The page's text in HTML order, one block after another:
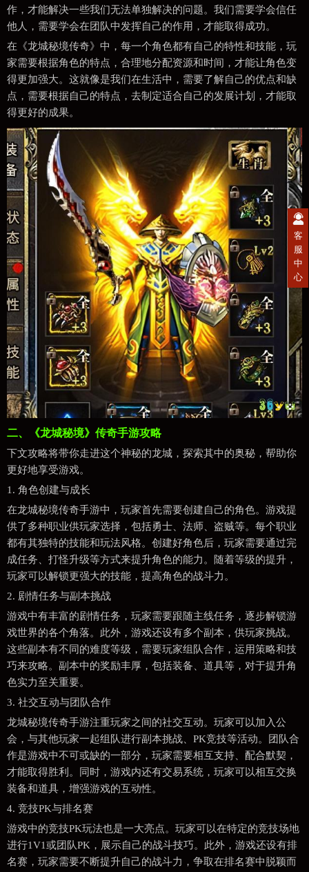
作，才能解决一些我们无法单独解决的问题。我们需要学会信任
他人，需要学会在团队中发挥自己的作用，才能取得成功。
在《龙城秘境传奇》中，每一个角色都有自己的特性和技能，玩
家需要根据角色的特点，合理地分配资源和时间，才能让角色变
得更加强大。这就像是我们在生活中，需要了解自己的优点和缺
点，需要根据自己的特点，去制定适合自己的发展计划，才能取
得更好的成果。
二、《龙城秘境》传奇手游攻略
下文攻略将带你走进这个神秘的龙城，探索其中的奥秘，帮助你
更好地享受游戏。
1. 角色创建与成长
在龙城秘境传奇手游中，玩家首先需要创建自己的角色。游戏提
供了多种职业供玩家选择，包括勇士、法师、盗贼等。每个职业
都有其独特的技能和玩法风格。创建好角色后，玩家需要通过完
成任务、打怪升级等方式来提升角色的能力。随着等级的提升，
玩家可以解锁更强大的技能，提高角色的战斗力。
2. 剧情任务与副本挑战
游戏中有丰富的剧情任务，玩家需要跟随主线任务，逐步解锁游
戏世界的各个角落。此外，游戏还设有多个副本，供玩家挑战。
这些副本有不同的难度等级，需要玩家组队合作，运用策略和技
巧来攻略。副本中的奖励丰厚，包括装备、道具等，对于提升角
色实力至关重要。
3. 社交互动与团队合作
龙城秘境传奇手游注重玩家之间的社交互动。玩家可以加入公
会，与其他玩家一起组队进行副本挑战、PK竞技等活动。团队合
作是游戏中不可或缺的一部分，玩家需要相互支持、配合默契，
才能取得胜利。同时，游戏内还有交易系统，玩家可以相互交换
装备和道具，增强游戏的互动性。
4. 竞技PK与排名赛
游戏中的竞技PK玩法也是一大亮点。玩家可以在特定的竞技场地
进行1V1或团队PK，展示自己的战斗技巧。此外，游戏还设有排
名赛，玩家需要不断提升自己的战斗力，争取在排名赛中脱颖而
客
服
中
心